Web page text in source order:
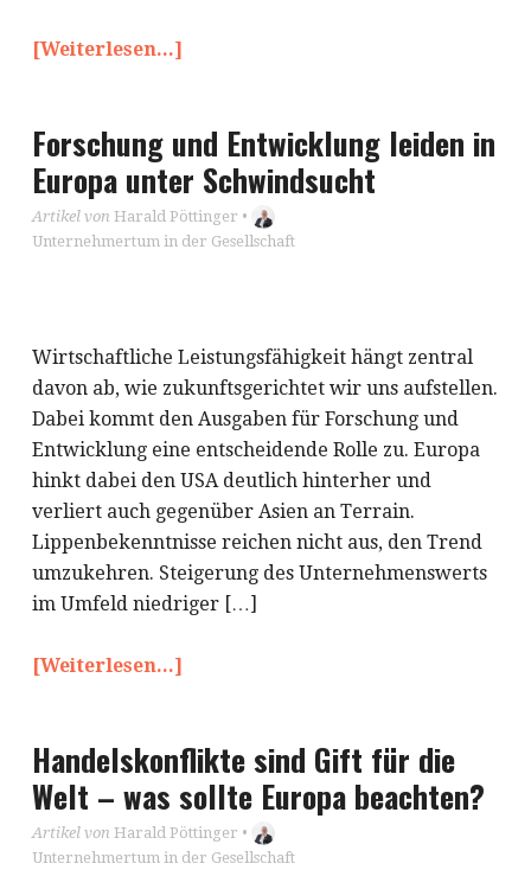
[Weiterlesen...]
Forschung und Entwicklung leiden in
Europa unter Schwindsucht
Artikel von Harald Pöttinger •
Unternehmertum in der Gesellschaft
Wirtschaftliche Leistungsfähigkeit hängt zentral
davon ab, wie zukunftsgerichtet wir uns aufstellen.
Dabei kommt den Ausgaben für Forschung und
Entwicklung eine entscheidende Rolle zu. Europa
hinkt dabei den USA deutlich hinterher und
verliert auch gegenüber Asien an Terrain.
Lippenbekenntnisse reichen nicht aus, den Trend
umzukehren. Steigerung des Unternehmenswerts
im Umfeld niedriger […]
[Weiterlesen...]
Handelskonflikte sind Gift für die
Welt – was sollte Europa beachten?
Artikel von Harald Pöttinger •
Unternehmertum in der Gesellschaft